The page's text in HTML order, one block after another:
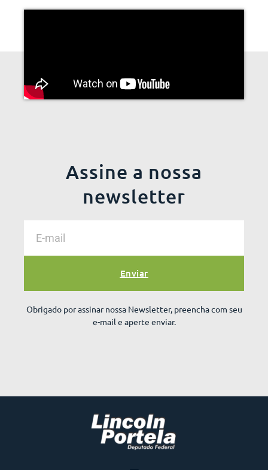
Assine a nossa
newsletter
Enviar
Obrigado por assinar nossa Newsletter, preencha com seu
e-mail e aperte enviar.